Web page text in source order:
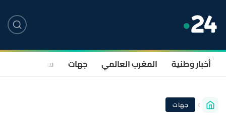
أخبار وطنية المغرب العالمي جهات سياسة
جهات